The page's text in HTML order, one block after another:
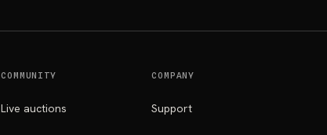
COMMUNITY
Live auctions
COMPANY
Support